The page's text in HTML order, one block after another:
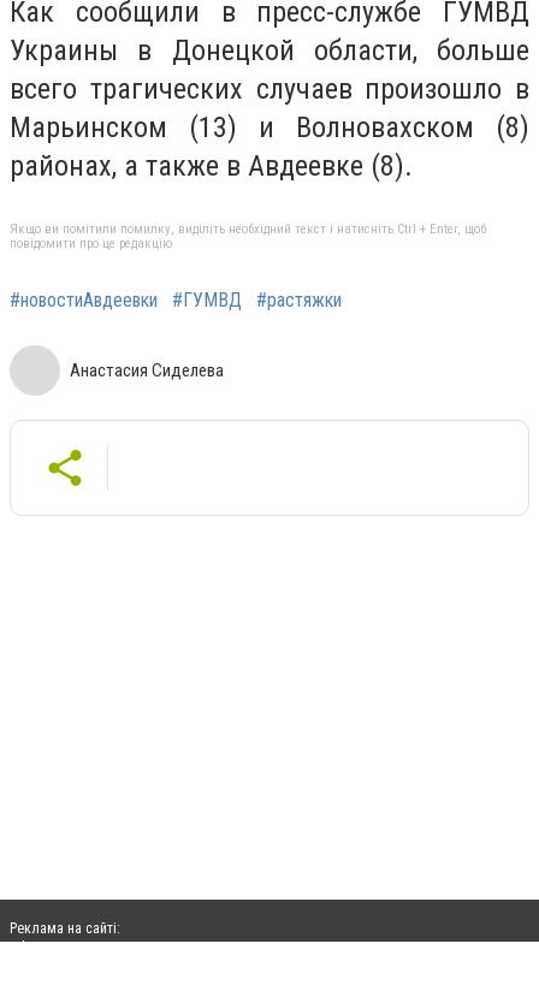
Как сообщили в пресс-службе ГУМВД
Украины в Донецкой области, больше
всего трагических случаев произошло в
Марьинском (13) и Волновахском (8)
районах, а также в Авдеевке (8).
Якщо ви помітили помилку, виділіть необхідний текст і натисніть Ctrl + Enter, щоб
повідомити про це редакцію
#новостиАвдеевки #ГУМВД #растяжки
Анастасия Сиделева
Реклама на сайті: